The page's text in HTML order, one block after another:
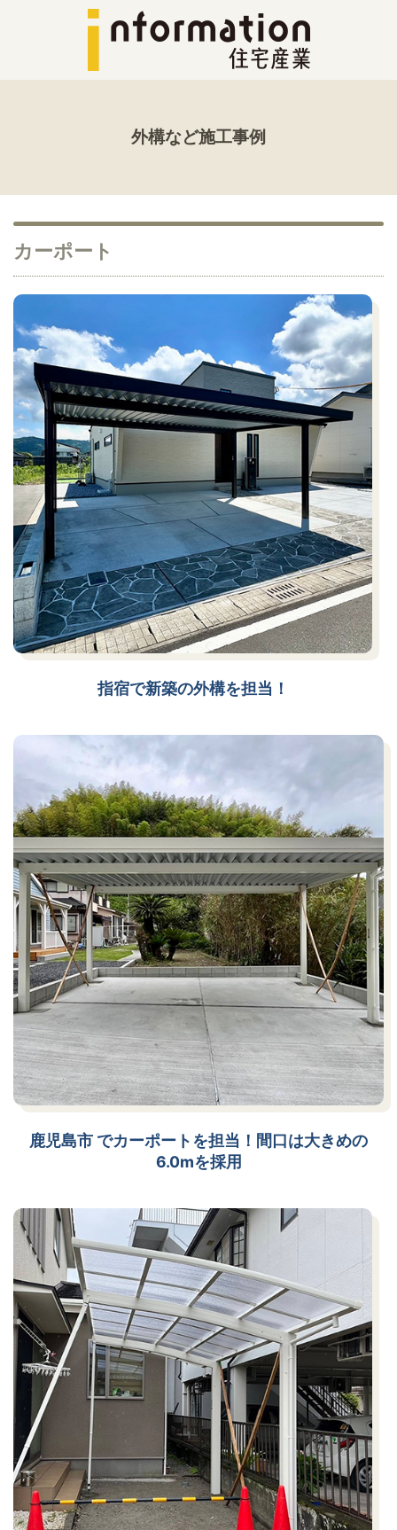
外構など施工事例
カーポート
指宿で新築の外構を担当！
鹿児島市 でカーポートを担当！間口は大きめの
6.0mを採用